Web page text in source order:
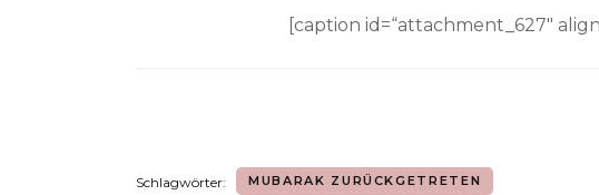
[caption id=“attachment_627″
Schlagwörter: MUBARAK ZURÜCKGETRETEN